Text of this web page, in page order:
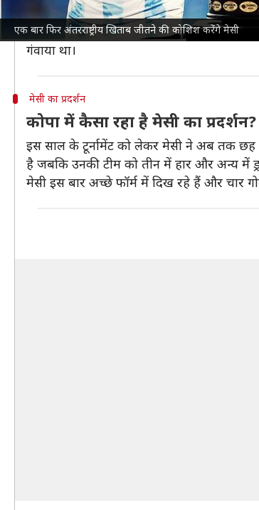
एक बार फिर अंतरराष्ट्रीय खिताब जीतने की कोशिश करेंगे मेसी
कोपा अमेरिका का यह संस्करण मेसी का
साउथ अमेरिका के इस टूर्नामेंट में मेसी तीन बार
गंवाया था।
मेसी का प्रदर्शन
कोपा में कैसा रहा है मेसी का प्रदर्शन?
इस साल के टूर्नामेंट को लेकर मेसी ने अब तक छह
है जबकि उनकी टीम को तीन में हार और अन्य में
मेसी इस बार अच्छे फॉर्म में दिख रहे हैं और चार